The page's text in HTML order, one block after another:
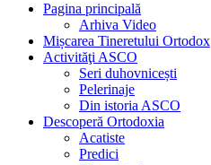
Pagina principală
Arhiva Video
Mișcarea Tineretului Ortodox
Activităţi ASCO
Seri duhovnicești
Pelerinaje
Din istoria ASCO
Descoperă Ortodoxia
Acatiste
Predici